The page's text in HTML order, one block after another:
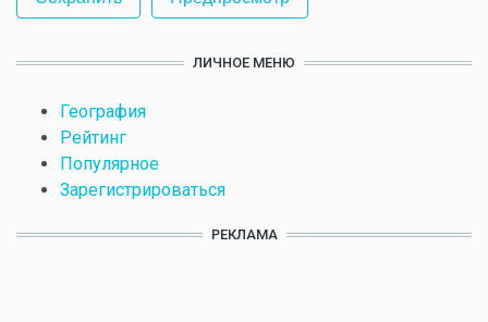
ЛИЧНОЕ МЕНЮ
География
Рейтинг
Популярное
Зарегистрироваться
РЕКЛАМА